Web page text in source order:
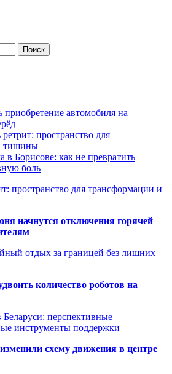
приобретение автомобиля на
пространство для
тишины
в Борисове: как не превратить
боль
пространство для трансформации и
начнутся отключения горячей
отдых за границей без лишних
количество роботов на
перспективные
инструменты поддержки
схему движения в центре